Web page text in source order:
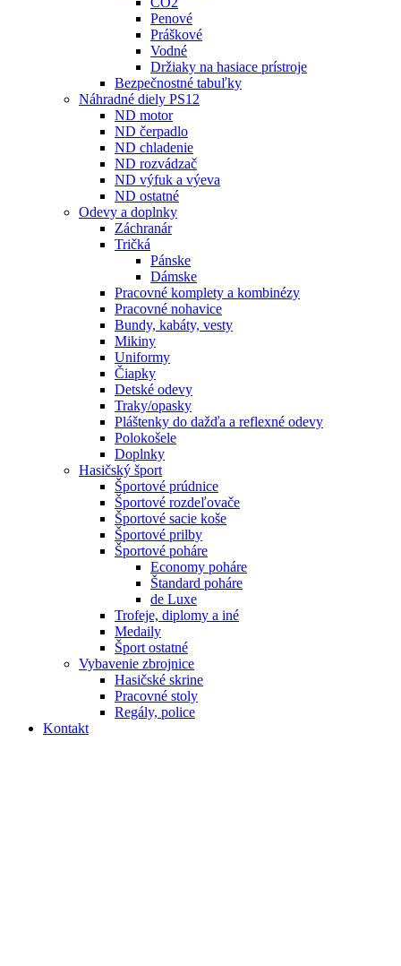
Penové
Práškové
Vodné
Držiaky na hasiace prístroje
Bezpečnostné tabuľky
Náhradné diely PS12
ND motor
ND čerpadlo
ND chladenie
ND rozvádzač
ND výfuk a výeva
ND ostatné
Odevy a doplnky
Záchranár
Tričká
Pánske
Dámske
Pracovné komplety a kombinézy
Pracovné nohavice
Bundy, kabáty, vesty
Mikiny
Uniformy
Čiapky
Detské odevy
Traky/opasky
Pláštenky do dažďa a reflexné odevy
Polokošele
Doplnky
Hasičský šport
Športové prúdnice
Športové rozdeľovače
Športové sacie koše
Športové prilby
Športové poháre
Economy poháre
Štandard poháre
de Luxe
Trofeje, diplomy a iné
Medaily
Šport ostatné
Vybavenie zbrojnice
Hasičské skrine
Pracovné stoly
Regály, police
Kontakt